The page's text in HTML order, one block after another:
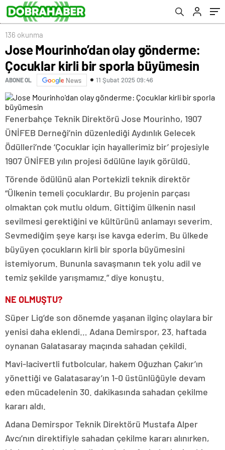
136 okunma
Jose Mourinho’dan olay gönderme:
Çocuklar kirli bir sporla büyümesin
ABONE OL News 11 Şubat 2025 09:46
Fenerbahçe Teknik Direktörü Jose Mourinho, 1907
ÜNİFEB Derneği’nin düzenlediği Aydınlık Gelecek
Ödülleri’nde ‘Çocuklar için hayallerimiz bir’ projesiyle
1907 ÜNİFEB yılın projesi ödülüne layık görüldü.
Törende ödülünü alan Portekizli teknik direktör
“Ülkenin temeli çocuklardır. Bu projenin parçası
olmaktan çok mutlu oldum. Gittiğim ülkenin nasıl
sevilmesi gerektiğini ve kültürünü anlamayı severim.
Sevmediğim şeye karşı ise kavga ederim. Bu ülkede
büyüyen çocukların kirli bir sporla büyümesini
istemiyorum. Bununla savaşmanın tek yolu adil ve
temiz şekilde yarışmamız.” diye konuştu.
NE OLMUŞTU?
Süper Lig’de son dönemde yaşanan ilginç olaylara bir
yenisi daha eklendi… Adana Demirspor, 23. haftada
oynanan Galatasaray maçında sahadan çekildi.
Mavi-lacivertli futbolcular, hakem Oğuzhan Çakır’ın
yönettiği ve Galatasaray’ın 1-0 üstünlüğüyle devam
eden mücadelenin 30. dakikasında sahadan çekilme
kararı aldı.
Adana Demirspor Teknik Direktörü Mustafa Alper
Avcı’nın direktifiyle sahadan çekilme kararı alınırken,